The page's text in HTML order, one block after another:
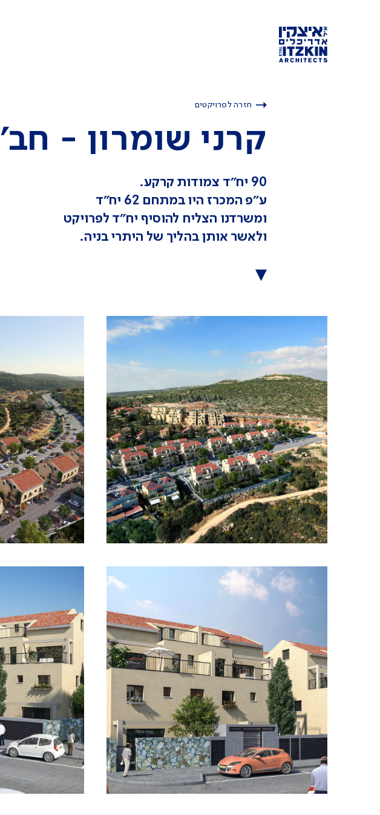
חזרה לפרויקטים
קרני שומרון -
90 יח"ד צמודות קרקע.
ע"פ המכרז היו במתחם 62 יח"ד
ומשרדנו הצליח להוסיף יח"ד לפרויקט
ולאשר אותן בהליך של היתרי בניה.